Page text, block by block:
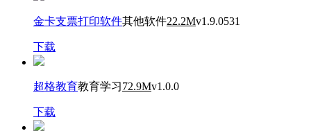
金卡支票打印软件其他软件22.2Mv1.9.0531
下载
超格教育教育学习72.9Mv1.0.0
下载